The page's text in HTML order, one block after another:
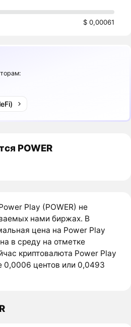
$ 0,00061
POWER
Play (POWER) не
нами биржах. В
цена на Power Play
в среду на отметке
криптовалюта Power Play
0,0006 центов или 0,0493